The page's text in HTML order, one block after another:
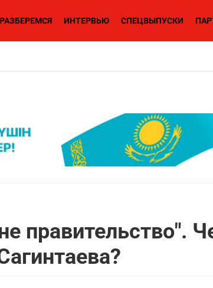
ИНТЕРВЬЮ СПЕЦВЫПУСКИ
правительство".